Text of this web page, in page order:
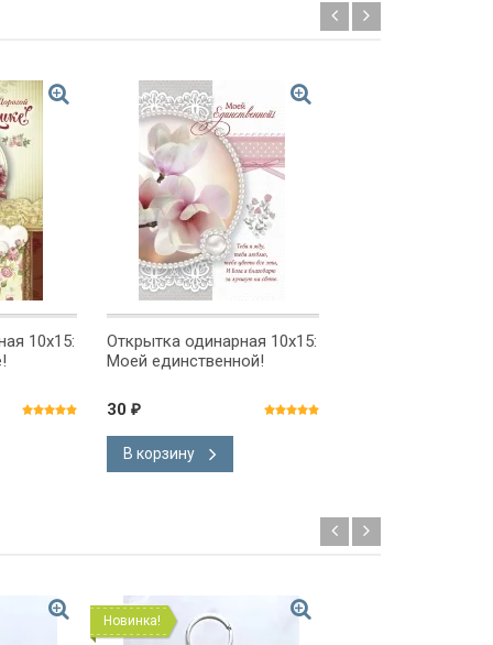
10x15:
Открытка одинарная 10x15:
Моей единственной!
30 ₽
В корзину
Новинка!